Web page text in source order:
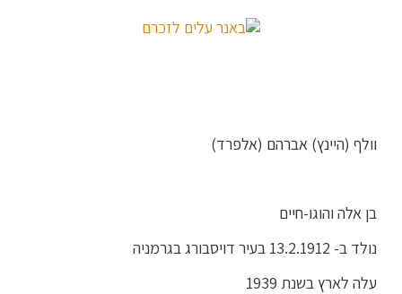
וולף (היינץ) אברהם (אלפרד)
בן אלה והוגו-חיים
נולד ב- 13.2.1912 בעיר דויסבורג בגרמניה
עלה לארץ בשנת 1939